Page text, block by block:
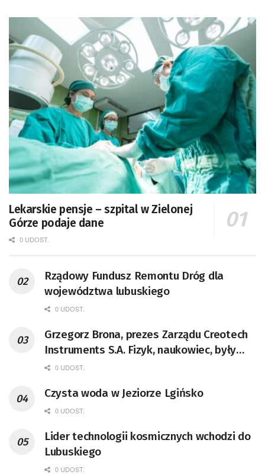
Lekarskie pensje – szpital w Zielonej
Górze podaje dane
0 UDOST.
Rządowy Fundusz Remontu Dróg dla
województwa lubuskiego
0 UDOST.
Grzegorz Brona, prezes Zarządu Creotech
Instruments S.A. Fizyk, naukowiec, były
pracownik CERN w Genewie,
doktor habilitowany nauk fizycznych,
koordynator Rady Sektorowej ds.
Kosmicznego oraz członek Komitetu
Badań Kosmicznych i Satelitarnych PAN.
0 UDOST.
Czysta woda w Jeziorze Lgińsko
0 UDOST.
Lider technologii kosmicznych wchodzi do
Lubuskiego
0 UDOST.